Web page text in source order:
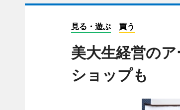
見る・遊ぶ 買う
美大生経営の
ショップも